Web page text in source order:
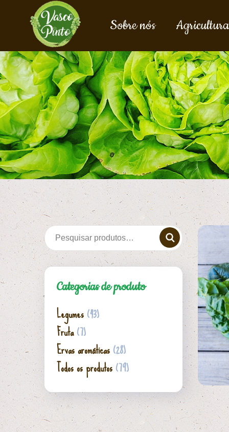
Sobre nós
Categorias de produto
Legumes(43)
Fruta(7)
Ervas aromáticas(28)
Todos os produtos(79)